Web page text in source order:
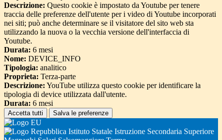
Descrizione: Questo cookie è impostato da Youtube per tenere
traccia delle preferenze dell'utente per i video di Youtube incorporati
nei siti; può anche determinare se il visitatore del sito web sta
utilizzando la nuova o la vecchia versione dell'interfaccia di
Youtube.
Durata: 6 mesi
Nome: DEVICE_INFO
Tipologia: analitico
Proprieta: Terza-parte
Descrizione: YouTube utilizza questo cookie per identificare la
tipologia di device utilizzata dall'utente.
Durata: 6 mesi
Accetta tutti Salva le preferenze
Istituto Statale Istruzione Secondaria Superiore